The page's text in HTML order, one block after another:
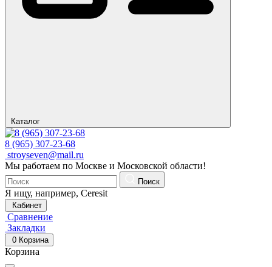
Каталог
8 (965) 307-23-68
stroyseven@mail.ru
Мы работаем по Москве и Московской области!
Поиск
Я ищу, например, Ceresit
Кабинет
Сравнение
Закладки
0 Корзина
Корзина